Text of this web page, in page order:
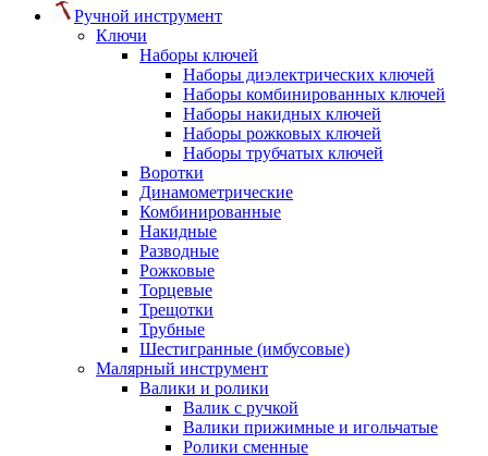
Ручной инструмент
Ключи
Наборы ключей
Наборы диэлектрических ключей
Наборы комбинированных ключей
Наборы накидных ключей
Наборы рожковых ключей
Наборы трубчатых ключей
Воротки
Динамометрические
Комбинированные
Накидные
Разводные
Рожковые
Торцевые
Трещотки
Трубные
Шестигранные (имбусовые)
Малярный инструмент
Валики и ролики
Валик с ручкой
Валики прижимные и игольчатые
Ролики сменные